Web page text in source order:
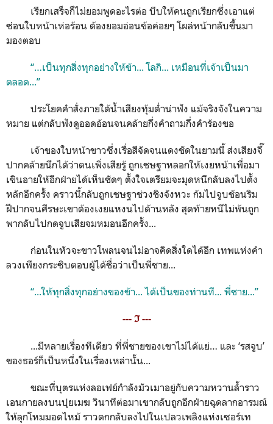
เรียกเสร็จก็ไม่ยอมพูดอะไรต่อ บีบให้คนถูกเรียกซึ่งเอาแต่
ซ่อนใบหน้าเห่อร้อน ต้องยอมอ่อนข้อค่อยๆ โผล่หน้ากลับขึ้นมา
มองตอบ
“…เป็นทุกสิ่งทุกอย่างให้ข้า... โลกิ... เหมือนที่เจ้าเป็นมา
ตลอด...”
ประโยคคำสั่งภายใต้น้ำเสียงทุ้มต่ำน่าฟัง แม้จริงจังในความ
หมาย แต่กลับฟังดูออดอ้อนจนคล้ายกึ่งคำถามกึ่งคำร้องขอ
เจ้าของใบหน้าขาวซึ่งเรื่อสีจัดจนแดงชัดในยามนี้ ส่งเสียงจึ๊
ปากคล้ายนึกได้ว่าตนเพิ่งเสียรู้ ถูกเชษฐาหลอกให้เงยหน้าเพื่อมา
เขินอายให้อีกฝ่ายได้เห็นชัดๆ ตั้งใจเตรียมจะมุดหนีกลับลงไปตั้ง
หลักอีกครั้ง คราวนี้กลับถูกเชษฐาช่วงชิงจังหวะ ก้มไปจูบช้อนริม
ฝีปากจนศีรษะเขาต้องเงยแหงนไปด้านหลัง สุดท้ายหนีไม่พ้นถูก
พากลับไปกดจูบเสียจมหมอนอีกครั้ง...
ก่อนในหัวจะขาวโพลนจนไม่อาจคิดสิ่งใดได้อีก เทพแห่งคำ
ลวงเพียงกระซิบตอบผู้ได้ชื่อว่าเป็นพี่ชาย...
“...ให้ทุกสิ่งทุกอย่างของข้า... ได้เป็นของท่านที... พี่ชาย...”
--- ℑ ---
...มีหลายเรื่องทีเดียว ที่พี่ชายของเขาไม่ได้แย่… และ ‘รสจูบ’
ของธอร์ก็เป็นหนึ่งในเรื่องเหล่านั้น...
ขณะที่บุตรแห่งลอเฟย์กำลังมัวเมาอยู่กับความหวานล้ำราว
เอนกายลงบนปุยเมฆ วินาทีต่อมาเขากลับถูกอีกฝ่ายฉุดลากอารมณ์
ให้ลุกโหมมอดไหม้ ราวตกกลับลงไปในเปลวเพลิงแห่งเซอร์เท